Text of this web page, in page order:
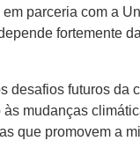
parceria com a
fortemente
desafios futuros da
mudanças
que promovem a